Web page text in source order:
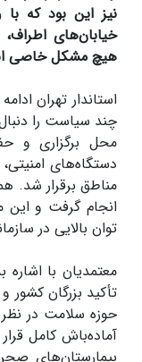
نیز این بود که
خیابان‌های
هیچ مشکل خاصی
استاندار تهران
چند سیاست را
محل برگزاری و
دستگاه‌های
مناطق برقرار شد.
انجام گرفت و
توان بالایی در
معتمدیان با
تأکید بزرگان
حوزه سلامت در نظر
آماده‌باش کامل
بیمارستان‌های